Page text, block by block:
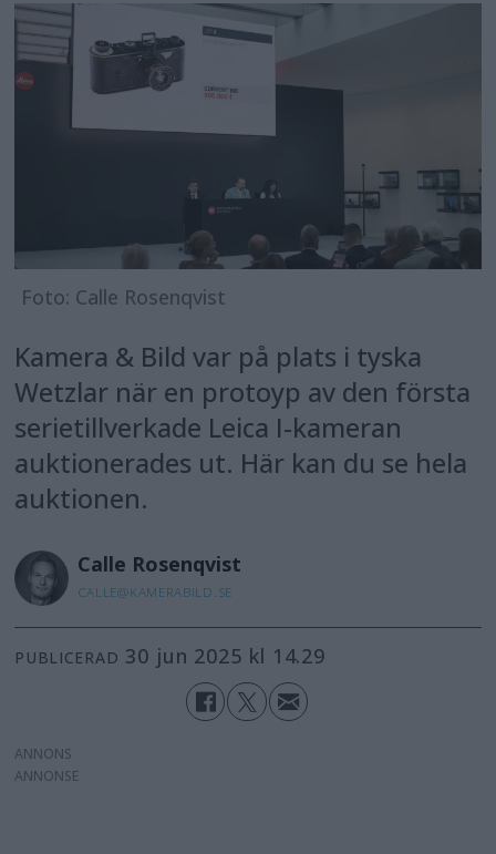
Foto: Calle Rosenqvist
Kamera & Bild var på plats i tyska
Wetzlar när en protoyp av den första
serietillverkade Leica I-kameran
auktionerades ut. Här kan du se hela
auktionen.
Calle Rosenqvist
CALLE@KAMERABILD.SE
PUBLICERAD 30 jun 2025 kl 14.29
ANNONS